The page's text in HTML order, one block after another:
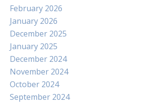
February 2026
January 2026
December 2025
January 2025
December 2024
November 2024
October 2024
September 2024